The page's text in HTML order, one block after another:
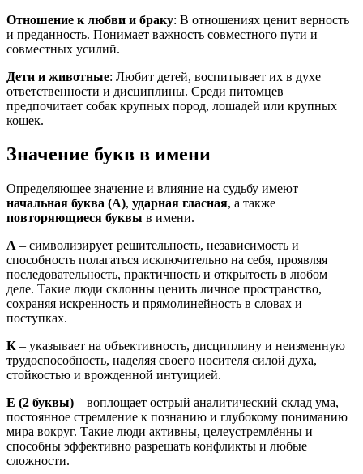
Отношение к любви и браку: В отношениях ценит верность
и преданность. Понимает важность совместного пути и
совместных усилий.
Дети и животные: Любит детей, воспитывает их в духе
ответственности и дисциплины. Среди питомцев
предпочитает собак крупных пород, лошадей или крупных
кошек.
Значение букв в имени
Определяющее значение и влияние на судьбу имеют
начальная буква (А), ударная гласная, а также
повторяющиеся буквы в имени.
А – символизирует решительность, независимость и
способность полагаться исключительно на себя, проявляя
последовательность, практичность и открытость в любом
деле. Такие люди склонны ценить личное пространство,
сохраняя искренность и прямолинейность в словах и
поступках.
К – указывает на объективность, дисциплину и неизменную
трудоспособность, наделяя своего носителя силой духа,
стойкостью и врожденной интуицией.
Е (2 буквы) – воплощает острый аналитический склад ума,
постоянное стремление к познанию и глубокому пониманию
мира вокруг. Такие люди активны, целеустремлённы и
способны эффективно разрешать конфликты и любые
сложности.